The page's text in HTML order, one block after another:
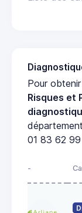
Pour obtenir
Risques et
département
01 83 62 99
-